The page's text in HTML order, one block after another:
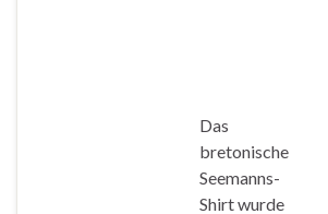
Das
bretonische
Seemanns-
Shirt wurde